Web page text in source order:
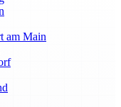
am Main